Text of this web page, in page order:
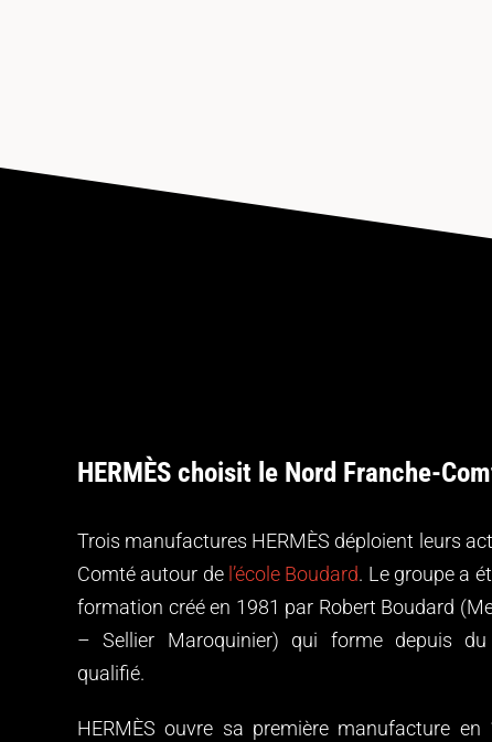
HERMÈS choisit le Nord Franche-
Trois manufactures HERMÈS déploient leurs
Comté autour de l’école Boudard. Le groupe a
formation créé en 1981 par Robert Boudard
– Sellier Maroquinier) qui forme depuis du
qualifié.
HERMÈS ouvre sa première manufacture